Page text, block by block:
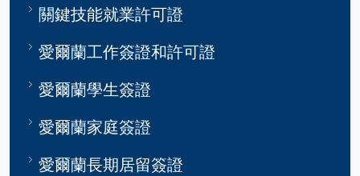
關鍵技能就業許可證
愛爾蘭工作簽證和許可證
愛爾蘭學生簽證
愛爾蘭家庭簽證
愛爾蘭長期居留簽證